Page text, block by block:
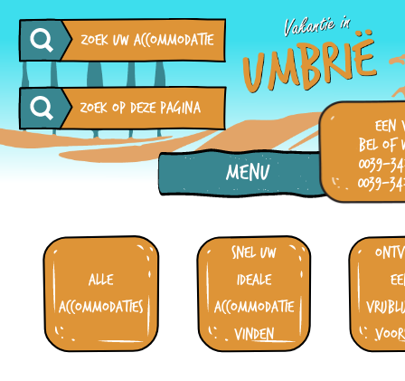
zoek uw accommodatie
een
bel of
0039-
0039-
Menu
alle
accommodaties
snel uw
ideale
accommodatie
vinden